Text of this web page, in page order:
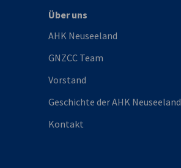
Über uns
AHK Neuseeland
GNZCC Team
Vorstand
Geschichte der AHK Neuseeland
Kontakt